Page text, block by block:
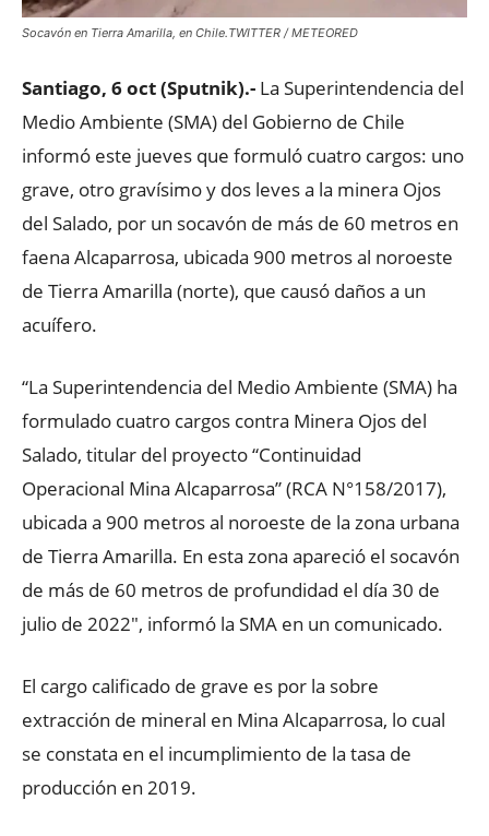
Socavón en Tierra Amarilla, en Chile.TWITTER / METEORED
Santiago, 6 oct (Sputnik).- La Superintendencia del
Medio Ambiente (SMA) del Gobierno de Chile
informó este jueves que formuló cuatro cargos: uno
grave, otro gravísimo y dos leves a la minera Ojos
del Salado, por un socavón de más de 60 metros en
faena Alcaparrosa, ubicada 900 metros al noroeste
de Tierra Amarilla (norte), que causó daños a un
acuífero.
“La Superintendencia del Medio Ambiente (SMA) ha
formulado cuatro cargos contra Minera Ojos del
Salado, titular del proyecto “Continuidad
Operacional Mina Alcaparrosa” (RCA N°158/2017),
ubicada a 900 metros al noroeste de la zona urbana
de Tierra Amarilla. En esta zona apareció el socavón
de más de 60 metros de profundidad el día 30 de
julio de 2022″, informó la SMA en un comunicado.
El cargo calificado de grave es por la sobre
extracción de mineral en Mina Alcaparrosa, lo cual
se constata en el incumplimiento de la tasa de
producción en 2019.